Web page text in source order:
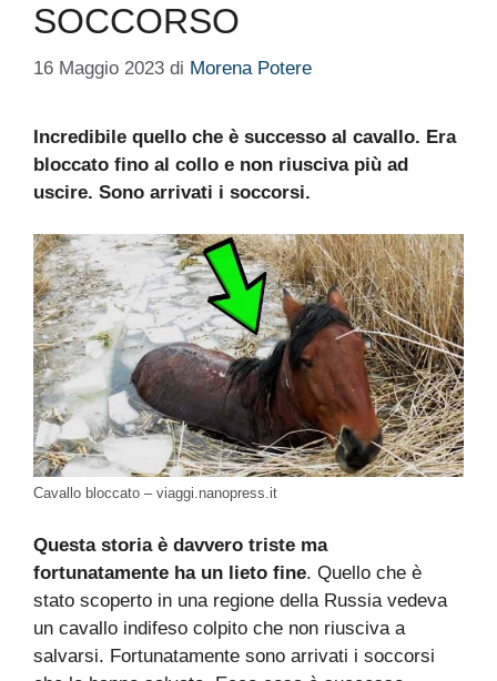
SOCCORSO
16 Maggio 2023 di Morena Potere
Incredibile quello che è successo al cavallo. Era
bloccato fino al collo e non riusciva più ad
uscire. Sono arrivati i soccorsi.
Cavallo bloccato – viaggi.nanopress.it
Questa storia è davvero triste ma
fortunatamente ha un lieto fine. Quello che è
stato scoperto in una regione della Russia vedeva
un cavallo indifeso colpito che non riusciva a
salvarsi. Fortunatamente sono arrivati i soccorsi